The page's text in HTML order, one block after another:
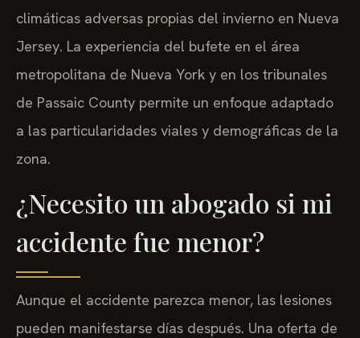
climáticas adversas propias del invierno en Nueva
Jersey. La experiencia del bufete en el área
metropolitana de Nueva York y en los tribunales
de Passaic County permite un enfoque adaptado
a las particularidades viales y demográficas de la
zona.
¿Necesito un abogado si mi
accidente fue menor?
Aunque el accidente parezca menor, las lesiones
pueden manifestarse días después. Una oferta de